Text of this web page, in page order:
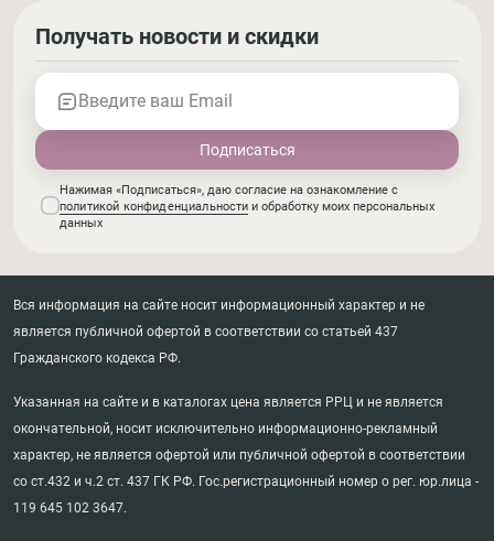
Получать новости и скидки
Введите ваш Email
Нажимая «Подписаться», даю согласие на ознакомление с
политикой конфиденциальности и обработку моих персональных
данных
Вся информация на сайте носит информационный характер и не
является публичной офертой в соответствии со статьей 437
Гражданского кодекса РФ.
Указанная на сайте и в каталогах цена является РРЦ и не является
окончательной, носит исключительно информационно-рекламный
характер, не является офертой или публичной офертой в соответствии
со ст.432 и ч.2 ст. 437 ГК РФ. Гос.регистрационный номер о рег. юр.лица -
119 645 102 3647.